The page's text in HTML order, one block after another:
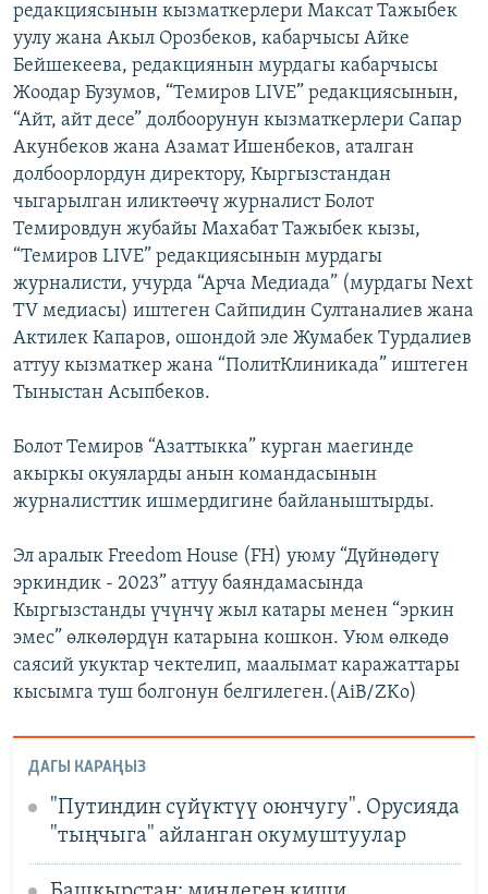
редакциясынын кызматкерлери Максат Тажыбек
уулу жана Акыл Орозбеков, кабарчысы Айке
Бейшекеева, редакциянын мурдагы кабарчысы
Жоодар Бузумов, “Темиров LIVE” редакциясынын,
“Айт, айт десе” долбоорунун кызматкерлери Сапар
Акунбеков жана Азамат Ишенбеков, аталган
долбоорлордун директору, Кыргызстандан
чыгарылган иликтөөчү журналист Болот
Темировдун жубайы Махабат Тажыбек кызы,
“Темиров LIVE” редакциясынын мурдагы
журналисти, учурда “Арча Медиада” (мурдагы Next
TV медиасы) иштеген Сайпидин Султаналиев жана
Актилек Капаров, ошондой эле Жумабек Турдалиев
аттуу кызматкер жана “ПолитКлиникада” иштеген
Тыныстан Асыпбеков.
Болот Темиров “Азаттыкка” курган маегинде
акыркы окуяларды анын командасынын
журналисттик ишмердигине байланыштырды.
Эл аралык Freedom House (FH) уюму “Дүйнөдөгү
эркиндик - 2023” аттуу баяндамасында
Кыргызстанды үчүнчү жыл катары менен “эркин
эмес” өлкөлөрдүн катарына кошкон. Уюм өлкөдө
саясий укуктар чектелип, маалымат каражаттары
кысымга туш болгонун белгилеген.(AiB/ZKo)
ДАГЫ КАРАҢЫЗ
"Путиндин сүйүктүү оюнчугу". Орусияда
"тыңчыга" айланган окумуштуулар